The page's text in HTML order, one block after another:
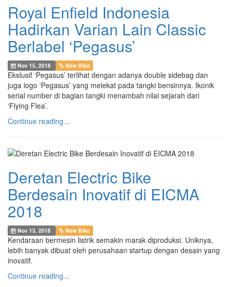
Royal Enfield Indonesia
Hadirkan Varian Lain Classic
Berlabel ‘Pegasus’
Nov 15, 2018 New Bike
Ekslusif ‘Pegasus’ terlihat dengan adanya double sidebag dan
juga logo ‘Pegasus’ yang melekat pada tangki bensinnya. Ikonik
serial number di bagian tangki menambah nilai sejarah dari
‘Flying Flea’.
Continue reading...
Deretan Electric Bike
Berdesain Inovatif di EICMA
2018
Nov 13, 2018 New Bike
Kendaraan bermesin listrik semakin marak diproduksi. Uniknya,
lebih banyak dibuat oleh perusahaan startup dengan desain yang
inovatif.
Continue reading...